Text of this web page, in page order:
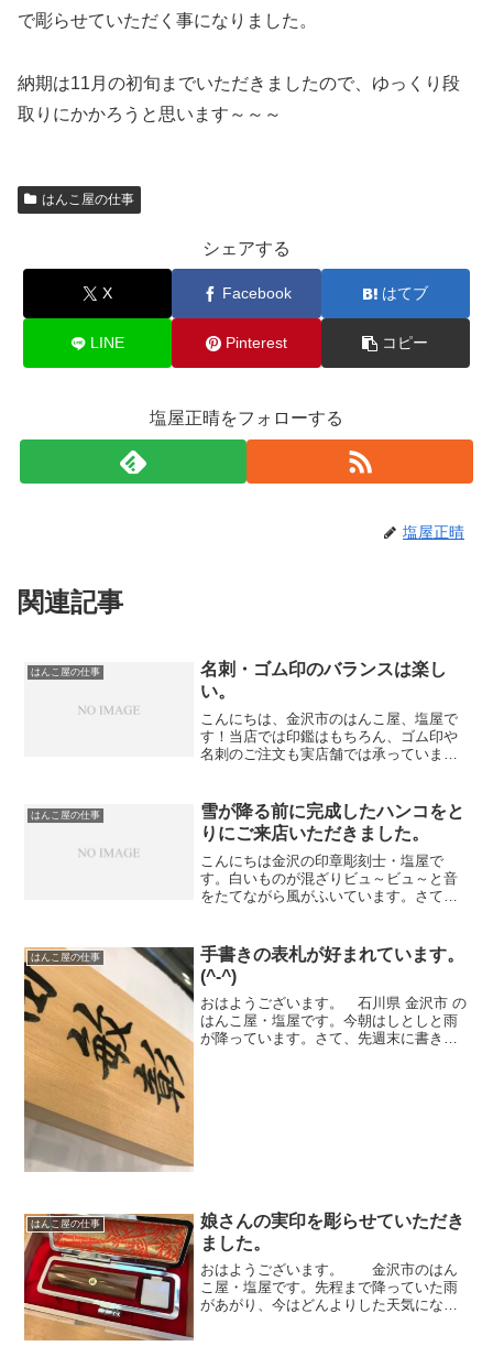
で彫らせていただく事になりました。
納期は11月の初旬までいただきましたので、ゆっくり段
取りにかかろうと思います～～～
はんこ屋の仕事
シェアする
X Facebook はてブ
LINE Pinterest コピー
塩屋正晴をフォローする
塩屋正晴
関連記事
はんこ屋の仕事
名刺・ゴム印のバランスは楽し
い。
こんにちは、金沢市のはんこ屋、塩屋で
す！当店では印鑑はもちろん、ゴム印や
名刺のご注文も実店舗では承っていま
よっては校正をＦＡＸさせていただいて
います。
はんこ屋の仕事
雪が降る前に完成したハンコをと
りにご来店いただきました。
こんにちは金沢の印章彫刻士・塩屋で
す。白いものが混ざりビュ～ビュ～と音
をたてながら風がふいています。さて、
に来ました。」 との事。ご注文いただ
いたのは息子さんの銀行印用...
はんこ屋の仕事
手書きの表札が好まれています。
(^-^)
おはようございます。 石川県 金沢市 の
はんこ屋・塩屋です。今朝はしとしと雨
が降っています。さて、先週末に書き上
はんこ屋の仕事
娘さんの実印を彫らせていただき
ました。
おはようございます。 金沢市のはん
こ屋・塩屋です。先程まで降っていた雨
があがり、今はどんよりした天気になっ